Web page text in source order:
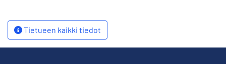
Tietueen kaikki tiedot